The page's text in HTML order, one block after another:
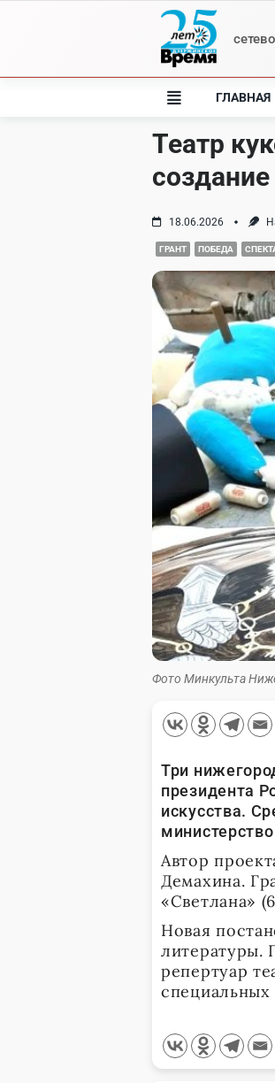
ГЛАВНАЯ
Театр
18.06.2026
ГРАНТ ПОБЕДА
Фото Минкульта
Три
президента
искусства.
Автор
Демахина.
«Светлана»
Новая
литературы.
репертуар
специальных